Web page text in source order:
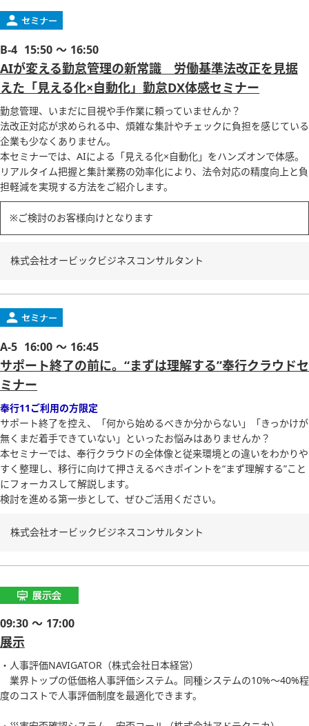
B-4 15:50 ～ 16:50
AIが変える勤怠管理の新常識 労働基準法改正を見据
えた「見える化×自動化」勤怠DX体感セミナー
勤怠管理、いまだに目視や手作業に頼っていませんか？
法改正対応が求められる中、煩雑な集計やチェックに負担を感じている
企業も少なくありません。
本セミナーでは、AIによる「見える化×自動化」をハンズオンで体感。
リアルタイム把握と集計業務の効率化により、法令対応の精度向上と負
担軽減を実現する方法をご紹介します。
※ご検討のお客様向けとなります
株式会社オービックビジネスコンサルタント
A-5 16:00 ～ 16:45
サポート終了の前に。“まずは理解する”奉行クラウドセ
ミナー
奉行11ご利用の方限定
サポート終了を控え、「何から始めるべきか分からない」「きっかけが
無くまだ着手できていない」といったお悩みはありませんか？
本セミナーでは、奉行クラウドの全体像と従来環境との違いをわかりや
すく整理し、移行に向けて押さえるべきポイントを“まず理解する”こと
にフォーカスして解説します。
検討を進める第一歩として、ぜひご活用ください。
株式会社オービックビジネスコンサルタント
09:30 ～ 17:00
展示
・人事評価NAVIGATOR（株式会社日本経営）
業界トップの低価格人事評価システム。同種システムの10%～40%程
度のコストで人事評価制度を最適化できます。